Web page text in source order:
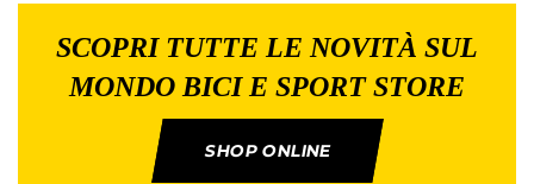
SCOPRI TUTTE LE NOVITÀ SUL
MONDO BICI E SPORT STORE
SHOP ONLINE